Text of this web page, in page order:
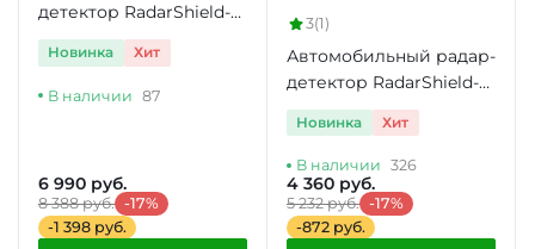
детектор RadarShield-
5050 с GPS
Новинка Хит
В наличии 87
6 990 руб.
8 388 руб. -17%
-1 398 руб.
3(1)
Автомобильный радар-
детектор RadarShield-
705GVS
Новинка Хит
В наличии 326
4 360 руб.
5 232 руб. -17%
-872 руб.